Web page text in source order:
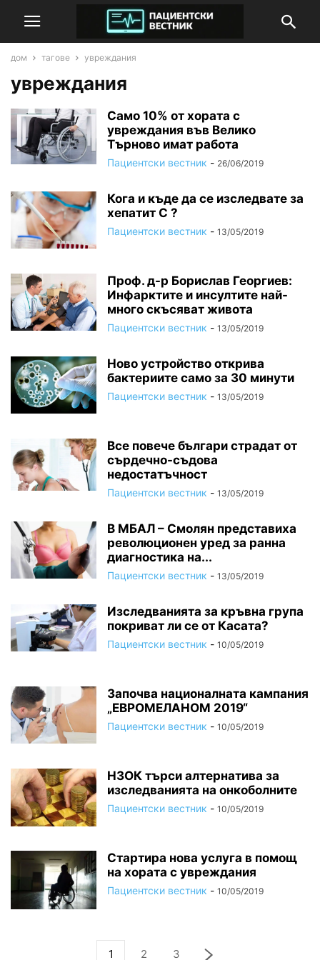
дом тагове увреждания
увреждания
Само 10% от хората с
увреждания във Велико
Търново имат работа
Пациентски вестник - 26/06/2019
Кога и къде да се изследвате за
хепатит C ?
Пациентски вестник - 13/05/2019
Проф. д-р Борислав Георгиев:
Инфарктите и инсултите най-
много скъсяват живота
Пациентски вестник - 13/05/2019
Ново устройство открива
бактериите само за 30 минути
Пациентски вестник - 13/05/2019
Все повече българи страдат от
сърдечно-съдова
недостатъчност
Пациентски вестник - 13/05/2019
В МБАЛ – Смолян представиха
революционен уред за ранна
диагностика на...
Пациентски вестник - 13/05/2019
Изследванията за кръвна група
покриват ли се от Касата?
Пациентски вестник - 10/05/2019
Започва националната кампания
„ЕВРОМЕЛАНОМ 2019“
Пациентски вестник - 10/05/2019
НЗОК търси алтернатива за
изследванията на онкоболните
Пациентски вестник - 10/05/2019
Стартира нова услуга в помощ
на хората с увреждания
Пациентски вестник - 10/05/2019
1 2 3